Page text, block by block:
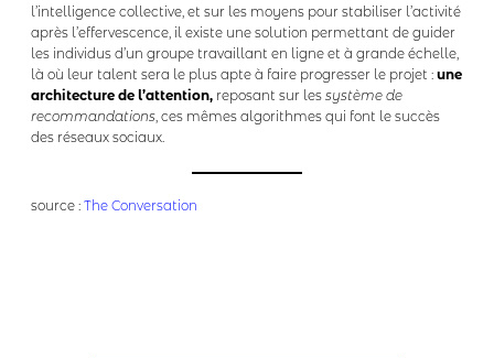
l’intelligence collective, et sur les moyens pour stabiliser l’activité
après l’effervescence, il existe une solution permettant de guider
les individus d’un groupe travaillant en ligne et à grande échelle,
là où leur talent sera le plus apte à faire progresser le projet :une
architecture de l’attention, reposant sur lessystème de
recommandations , ces mêmes algorithmes qui font le succès
des réseaux sociaux.
source :The Conversation